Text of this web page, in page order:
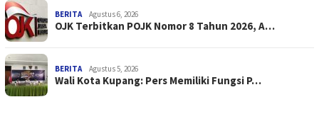
BERITA Agustus 6, 2026
OJK Terbitkan POJK Nomor 8 Tahun 2026, A…
BERITA Agustus 5, 2026
Wali Kota Kupang: Pers Memiliki Fungsi P…